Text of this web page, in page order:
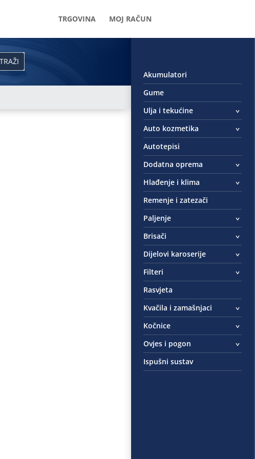
TRGOVINA MOJ RAČUN
Akumulatori
Gume
Ulja i tekućine
Auto kozmetika
Autotepisi
Dodatna oprema
Hlađenje i klima
Remenje i zatezači
Paljenje
Brisači
Dijelovi karoserije
Filteri
Rasvjeta
Kvačila i zamašnjaci
Kočnice
Ovjes i pogon
Ispušni sustav